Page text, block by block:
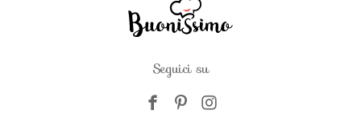
Seguici su